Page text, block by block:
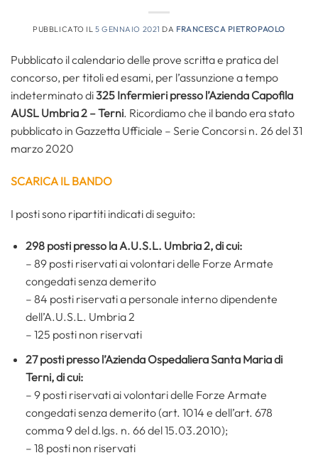
PUBBLICATO IL 5 GENNAIO 2021 DA FRANCESCA PIETROPAOLO
Pubblicato il calendario delle prove scritta e pratica del
concorso, per titoli ed esami, per l’assunzione a tempo
indeterminato di325 Infermieri presso l’Azienda Capofila
AUSL Umbria 2 – Terni. Ricordiamo che il bando era stato
pubblicato in Gazzetta Ufficiale – Serie Concorsi n. 26 del 31
marzo 2020
SCARICA IL BANDO
I posti sono ripartiti indicati di seguito:
298 posti presso la A.U.S.L. Umbria 2, di cui:
– 89 posti riservati ai volontari delle Forze Armate
congedati senza demerito
– 84 posti riservati a personale interno dipendente
dell’A.U.S.L. Umbria 2
– 125 posti non riservati
27 posti presso l’Azienda Ospedaliera Santa Maria di
Terni, di cui:
– 9 posti riservati ai volontari delle Forze Armate
congedati senza demerito (art. 1014 e dell’art. 678
comma 9 del d.lgs. n. 66 del 15.03.2010);
– 18 posti non riservati